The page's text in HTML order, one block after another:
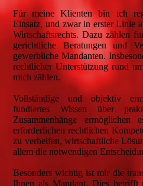
Für meine Klienten bin ich
Einsatz, und zwar in erster Linie
Wirtschaftsrechts. Dazu zählen
gerichtliche Beratungen und
gewerbliche Mandanten.
rechtlicher Unterstützung rund
mich zählen.
Vollständige und objektiv
fundiertes Wissen über
Zusammenhänge
erforderlichen rechtlichen
zu verhelfen, wirtschaftliche
allem die notwendigen
Besonders wichtig ist mir die
Ihnen als Mandant. Dies betrifft